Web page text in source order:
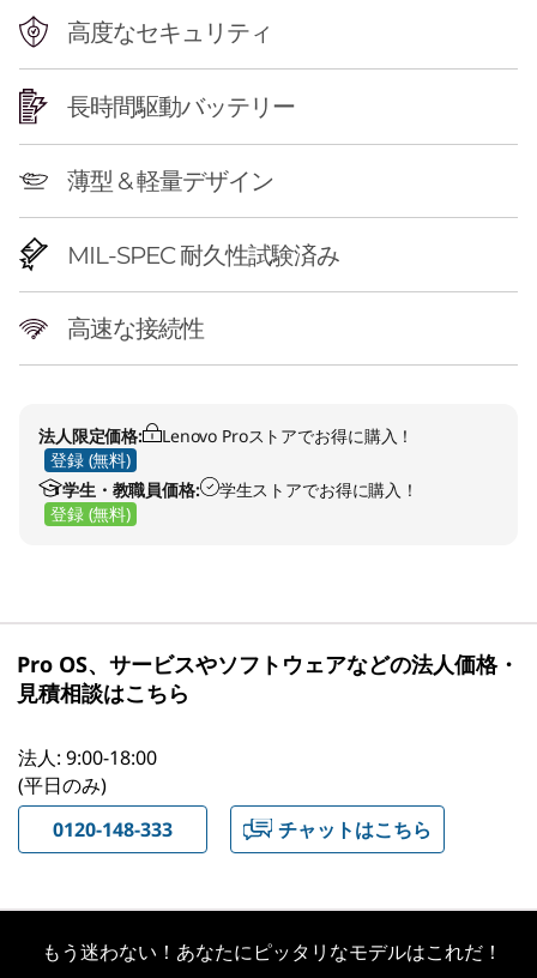
高度なセキュリティ
長時間駆動バッテリー
薄型 & 軽量デザイン
MIL-SPEC 耐久性試験済み
高速な接続性
法人限定価格:
Lenovo Proストアでお得に購入！
登録 (無料)
学生・教職員価格:
学生ストアでお得に購入！
登録 (無料)
Pro OS、サービスやソフトウェアなどの法人価格・
見積相談はこちら
法人: 9:00-18:00
(平日のみ)
0120-148-333
チャットはこちら
もう迷わない！あなたにピッタリなモデルはこれだ！